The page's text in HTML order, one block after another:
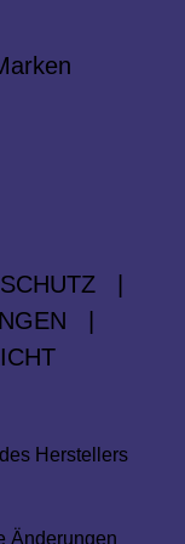
Herstellers
Änderungen